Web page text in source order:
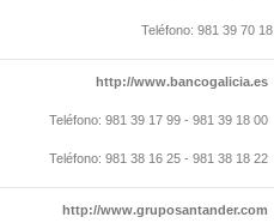
Teléfono: 981 39 70 18
http://www.bancogalicia.es
Teléfono: 981 39 17 99 - 981 39 18 00
Teléfono: 981 38 16 25 - 981 38 18 22
http://www.gruposantander.com